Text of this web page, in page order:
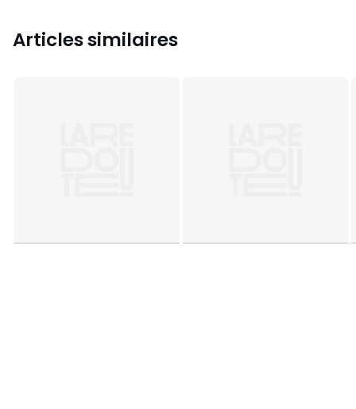
Articles similaires